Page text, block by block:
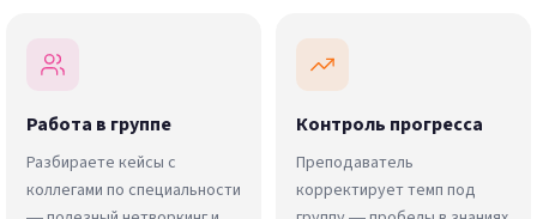
Работа в группе
Разбираете кейсы с
коллегами по специальности
Контроль прогресса
Преподаватель
корректирует темп под